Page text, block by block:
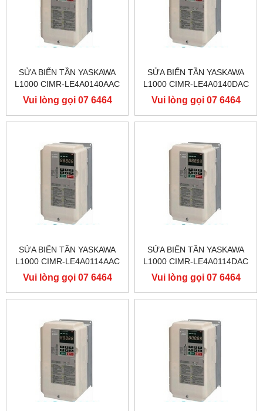
SỬA BIẾN TẦN YASKAWA
L1000 CIMR-LE4A0140AAC
400V 75KW, BIẾN TẦN
YASKAWA L1000
Vui lòng gọi 07 6464
9556
SỬA BIẾN TẦN YASKAWA
L1000 CIMR-LE4A0140DAC
400V 75KW, BIẾN TẦN
YASKAWA L1000
Vui lòng gọi 07 6464
9556
SỬA BIẾN TẦN YASKAWA
L1000 CIMR-LE4A0114AAC
400V 55KW, BIẾN TẦN
YASKAWA L1000
Vui lòng gọi 07 6464
9556
SỬA BIẾN TẦN YASKAWA
L1000 CIMR-LE4A0114DAC
400V 55KW, BIẾN TẦN
YASKAWA L1000
Vui lòng gọi 07 6464
9556